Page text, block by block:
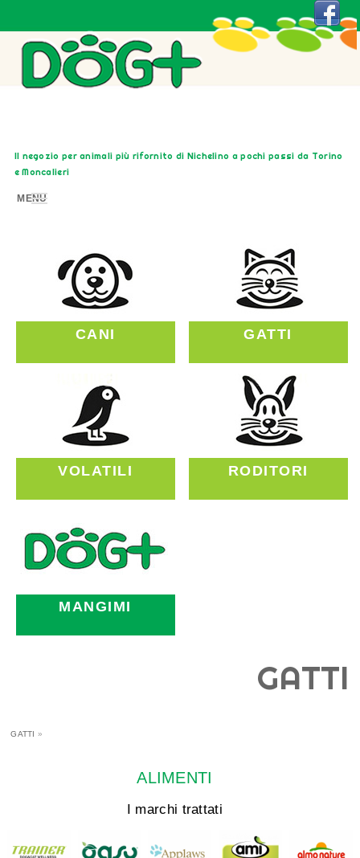
Il negozio per animali più rifornito di Nichelino a pochi passi da Torino
e Moncalieri
MENU
CANI GATTI
VOLATILI RODITORI
MANGIMI
GATTI
GATTI»
ALIMENTI
I marchi trattati